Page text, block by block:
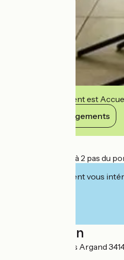
Cet établissement est
Voir ses engagements
Au cœur de Mèze à 2 pas du
Cet établissement vous
Localisation
760 rue des frères Argand